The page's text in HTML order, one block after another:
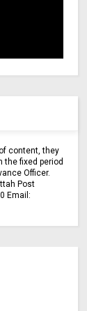
content, they
fixed period
Officer.
Post
Email: